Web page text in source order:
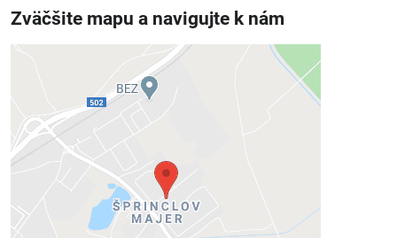
Zväčšite mapu a navigujte k nám
Externý obsah je blokovaný
Prajete si načítať externý obsah?
Povoliť tentokrát